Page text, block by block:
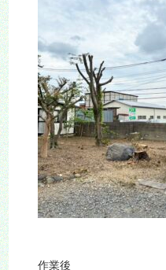
作業後